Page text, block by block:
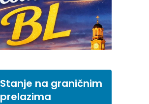
Stanje na graničnim
prelazima